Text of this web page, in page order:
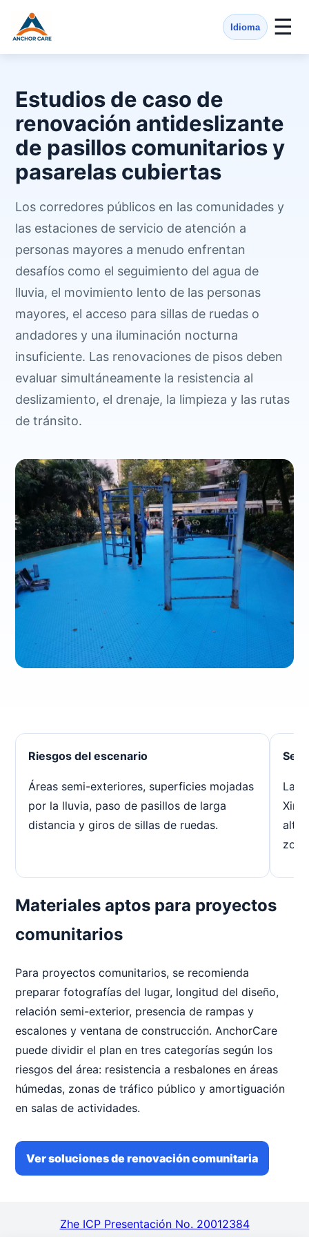
Idioma ☰
Estudios de caso de
renovación antideslizante
de pasillos comunitarios y
pasarelas cubiertas
Los corredores públicos en las comunidades y
las estaciones de servicio de atención a
personas mayores a menudo enfrentan
desafíos como el seguimiento del agua de
lluvia, el movimiento lento de las personas
mayores, el acceso para sillas de ruedas o
andadores y una iluminación nocturna
insuficiente. Las renovaciones de pisos deben
evaluar simultáneamente la resistencia al
deslizamiento, el drenaje, la limpieza y las rutas
de tránsito.
Riesgos del escenario
Áreas semi-exteriores, superficies mojadas
por la lluvia, paso de pasillos de larga
distancia y giros de sillas de ruedas.
La
alta
Materiales aptos para proyectos
comunitarios
Para proyectos comunitarios, se recomienda
preparar fotografías del lugar, longitud del diseño,
relación semi-exterior, presencia de rampas y
escalones y ventana de construcción. AnchorCare
puede dividir el plan en tres categorías según los
riesgos del área: resistencia a resbalones en áreas
húmedas, zonas de tráfico público y amortiguación
en salas de actividades.
Ver soluciones de renovación comunitaria
Zhe ICP Presentación No. 20012384